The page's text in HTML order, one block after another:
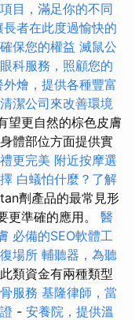
目，滿足你的不同
者在此度過愉快的
保您的權益 滅鼠公
科服務，照顧您的
外燴，提供各種豐富
潔公司來改善環境
望更自然的棕色皮膚
體部位方面提供實
更完美 附近按摩選
白蟻怕什麼？了解
劑產品的最常見形
更準確的應用。 醫
必備的SEO軟體工
場所 輔聽器，為聽
此類資金有兩種類型
服務 基隆律師，當
- 安養院，提供溫